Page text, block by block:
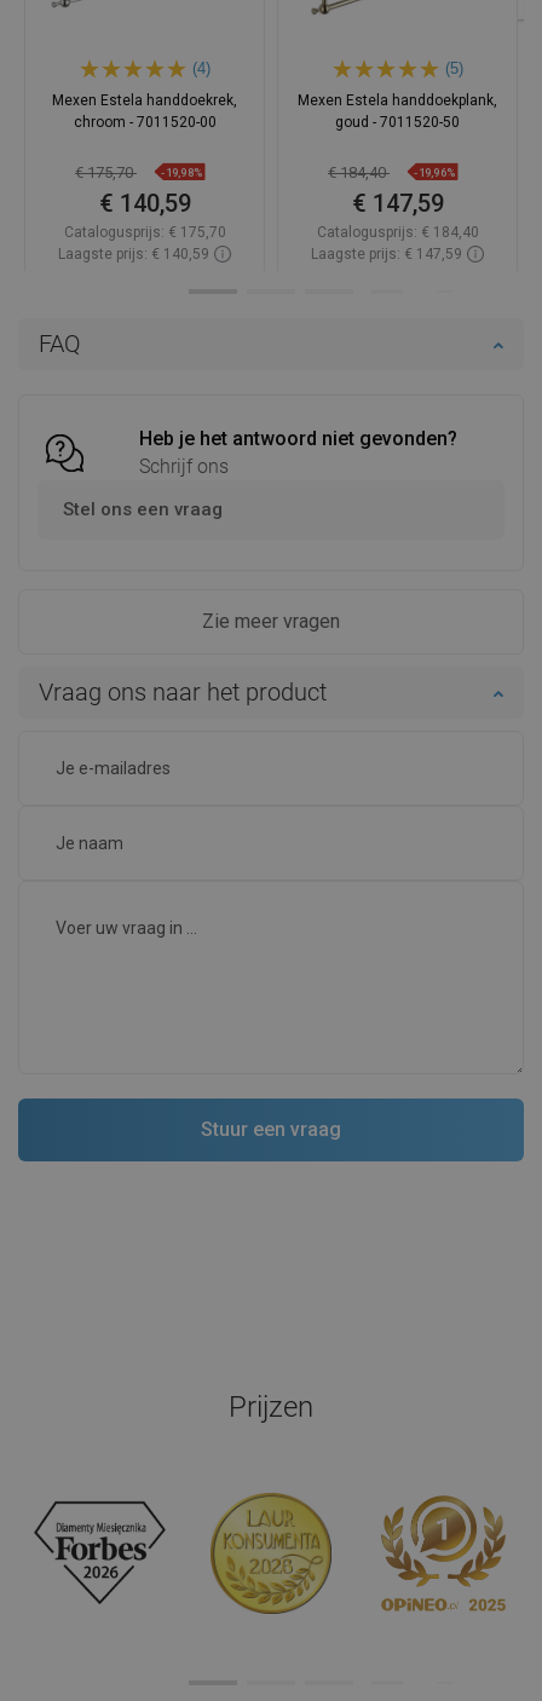
FAQ
Heb je het antwoord niet gevonden?
Schrijf ons
Stel ons een vraag
Zie meer vragen
Vraag ons naar het product
(4)
Mexen Estela handdoekrek,
chroom - 7011520-00
€ 175,70 -19,98%
€ 140,59
Catalogusprijs: € 175,70
Laagste prijs: € 140,59
(5)
Mexen Estela handdoekplank,
goud - 7011520-50
€ 184,40 -19,96%
€ 147,59
Catalogusprijs: € 184,40
Laagste prijs: € 147,59
Prijzen